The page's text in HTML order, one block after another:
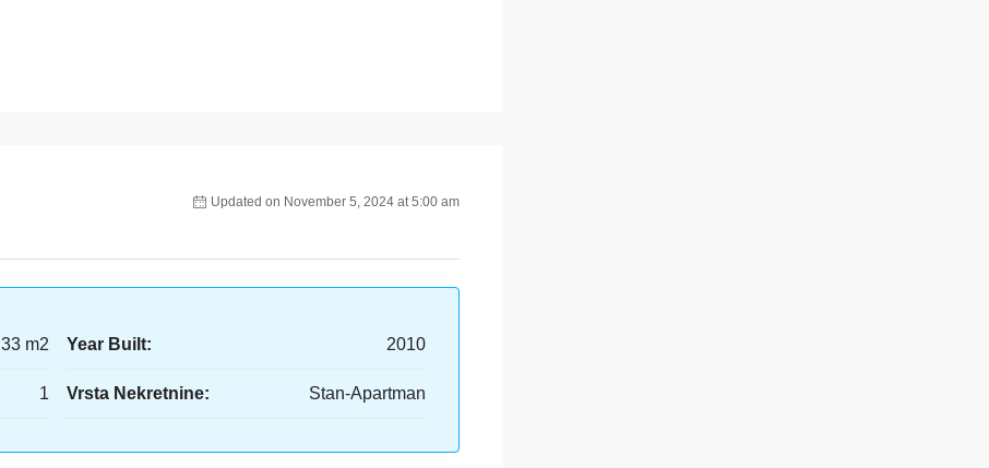
Updated on November 5, 2024 at 5:00 am
33 m2
1
Year Built: 2010
Vrsta Nekretnine: Stan-Apartman